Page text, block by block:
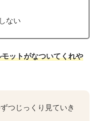
ない
ットがなついてくれや
つじっくり見ていき